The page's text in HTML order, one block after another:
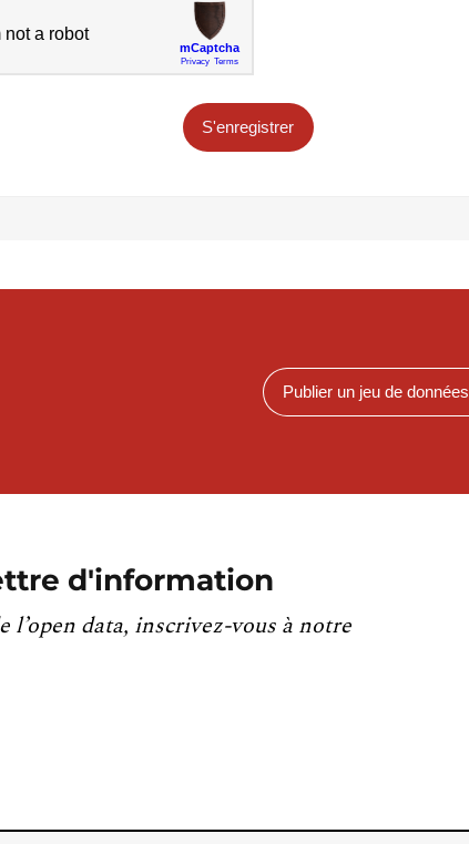
S'enregistrer
Publier un jeu de données
d'information
l’open data, inscrivez-vous à notre